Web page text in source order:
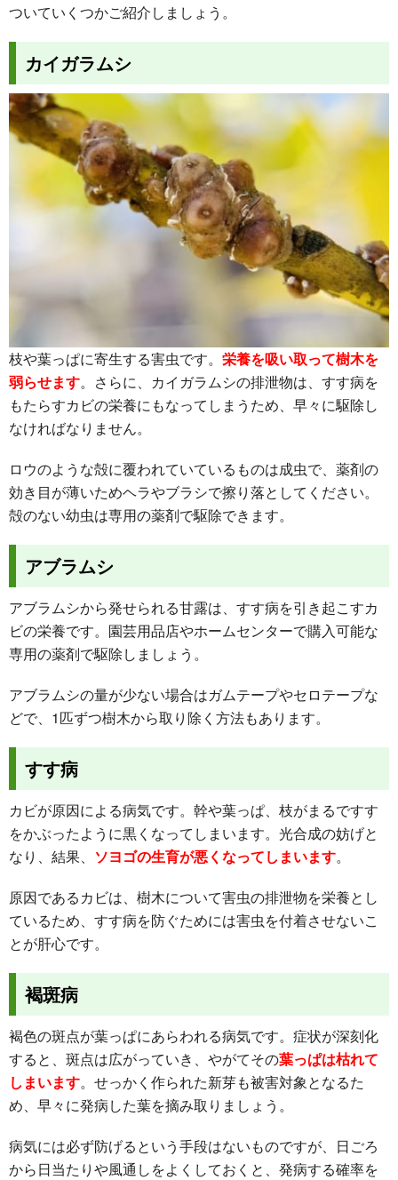
ついていくつかご紹介しましょう。
カイガラムシ
枝や葉っぱに寄生する害虫です。 栄養を吸い取って樹木を
弱らせます。さらに、カイガラムシの排泄物は、すす病を
もたらすカビの栄養にもなってしまうため、早々に駆除し
なければなりません。
ロウのような殻に覆われていているものは成虫で、薬剤の
効き目が薄いためヘラやブラシで擦り落としてください。
殻のない幼虫は専用の薬剤で駆除できます。
アブラムシ
アブラムシから発せられる甘露は、すす病を引き起こすカ
ビの栄養です。園芸用品店やホームセンターで購入可能な
専用の薬剤で駆除しましょう。
アブラムシの量が少ない場合はガムテープやセロテープな
どで、1匹ずつ樹木から取り除く 方法もあります。
すす病
カビが原因による病気です。幹や葉っぱ、枝がまるですす
をかぶったように黒くなってしまいます。光合成の妨げと
なり、結果、 ソヨゴの生育が悪くなってしまいます。
原因であるカビは、樹木について害虫の排泄物を栄養とし
ているため、すす病を防ぐためには害虫を付着させないこ
とが肝心です。
褐斑病
褐色の斑点が葉っぱにあらわれる病気です。症状が深刻化
すると、斑点は広がっていき、やがてその葉っぱは枯れて
しまいます。せっかく作られた新芽も被害対象となるた
め、早々に発病した葉を摘み取りましょう。
病気には必ず防げるという手段はないものですが、日ごろ
から日当たりや風通しをよくしておく と、発病する確率を